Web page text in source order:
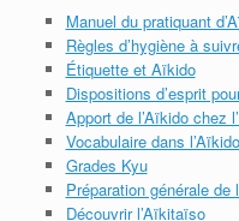
Manuel du pratiquant
Règles d’hygiène à
Étiquette et Aïkido
Dispositions d’esprit
Apport de l’Aïkido chez
Vocabulaire dans l’Aïkido
Grades Kyu
Préparation générale de
Découvrir l’Aïkitaïso